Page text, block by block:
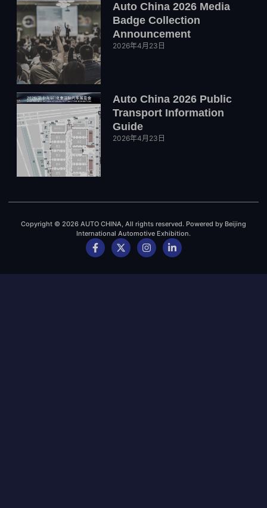
Auto China 2026 Media
Badge Collection
Announcement
2026年4月23日
Auto China 2026 Public
Transport Information
Guide
2026年4月23日
Copyright © 2026 AUTO CHINA, All rights reserved. Powered by Beijing
International Automotive Exhibition.